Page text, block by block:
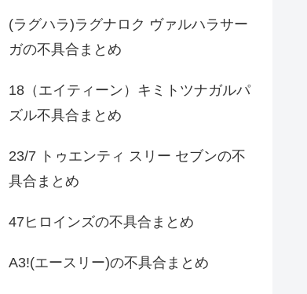
(ラグハラ)ラグナロク ヴァルハラサー
ガの不具合まとめ
18（エイティーン）キミトツナガルパ
ズル不具合まとめ
23/7 トゥエンティ スリー セブンの不
具合まとめ
47ヒロインズの不具合まとめ
A3!(エースリー)の不具合まとめ